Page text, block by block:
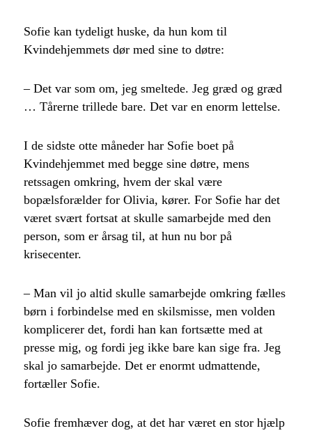
Sofie kan tydeligt huske, da hun kom til
Kvindehjemmets dør med sine to døtre:
– Det var som om, jeg smeltede. Jeg græd og græd
… Tårerne trillede bare. Det var en enorm lettelse.
I de sidste otte måneder har Sofie boet på
Kvindehjemmet med begge sine døtre, mens
retssagen omkring, hvem der skal være
bopælsforælder for Olivia, kører. For Sofie har det
været svært fortsat at skulle samarbejde med den
person, som er årsag til, at hun nu bor på
krisecenter.
– Man vil jo altid skulle samarbejde omkring fælles
børn i forbindelse med en skilsmisse, men volden
komplicerer det, fordi han kan fortsætte med at
presse mig, og fordi jeg ikke bare kan sige fra. Jeg
skal jo samarbejde. Det er enormt udmattende,
fortæller Sofie.
Sofie fremhæver dog, at det har været en stor hjælp